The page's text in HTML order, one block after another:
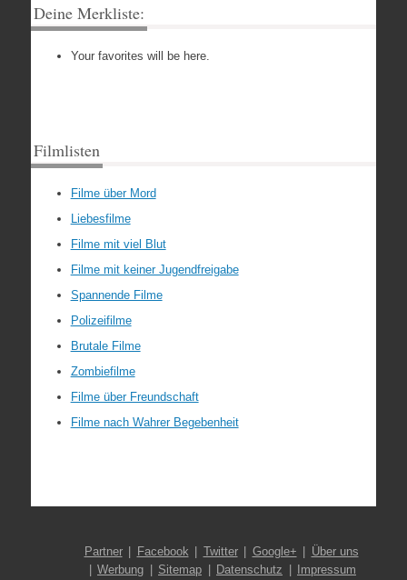
Deine Merkliste:
Your favorites will be here.
Filmlisten
Filme über Mord
Liebesfilme
Filme mit viel Blut
Filme mit keiner Jugendfreigabe
Spannende Filme
Polizeifilme
Brutale Filme
Zombiefilme
Filme über Freundschaft
Filme nach Wahrer Begebenheit
Partner Facebook Twitter Google+
Über uns
Werbung
Sitemap Datenschutz Impressum